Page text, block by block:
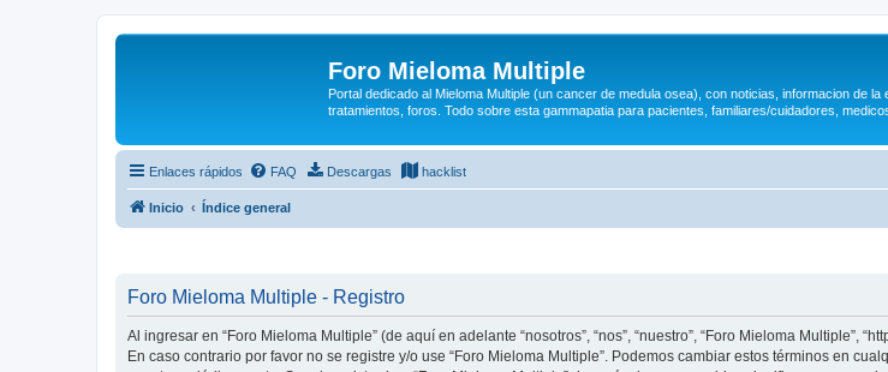
Foro Mieloma Multiple
Portal dedicado al Mieloma Multiple (un cancer de medula osea), con noticias, informacion de la
tratamientos, foros. Todo sobre esta gammapatia para pacientes, familiares/cuidadores,
Enlaces rápidos FAQ Descargas hacklist
Inicio Índice general
Foro Mieloma Multiple - Registro
Al ingresar en “Foro Mieloma Multiple” (de aquí en adelante “nosotros”, “nos”, “nuestro”, “Foro Mieloma Multiple”,
En caso contrario por favor no se registre y/o use “Foro Mieloma Multiple”. Podemos cambiar estos términos en